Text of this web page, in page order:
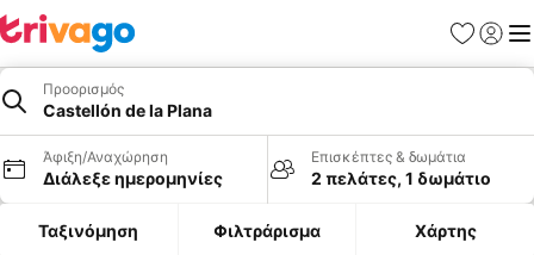
Προορισμός
Castellón de la Plana
Άφιξη/Αναχώρηση
Διάλεξε ημερομηνίες
Επισκέπτες & δωμάτια
2 πελάτες, 1 δωμάτιο
Ταξινόμηση Φιλτράρισμα Χάρτης